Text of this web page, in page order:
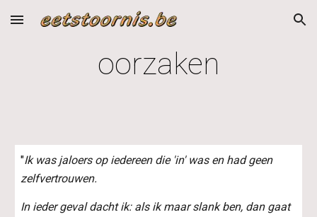
Skip to main content Skip to navigation
oorzaken
"Ik was jaloers op iedereen die 'in' was en had geen
zelfvertrouwen.
In ieder geval dacht ik: als ik maar slank ben, dan gaat